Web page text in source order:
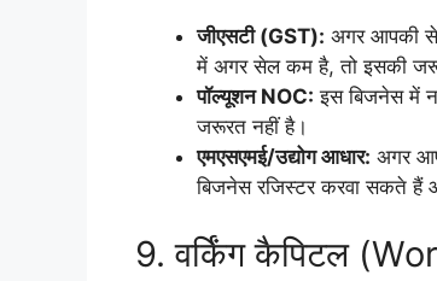
जीएसटी (GST): अगर आपकी
में अगर सेल कम है, तो इसकी
पॉल्यूशन NOC: इस बिजनेस में न
जरूरत नहीं है।
एमएसएमई/उद्योग आधार: अगर
बिजनेस रजिस्टर करवा सकते हैं
9. वर्किंग कैपिटल